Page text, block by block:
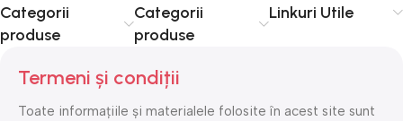
Categorii
produse
Categorii
produse
Linkuri Utile
Termeni și condiții
Toate informațiile și materialele folosite în acest site sunt